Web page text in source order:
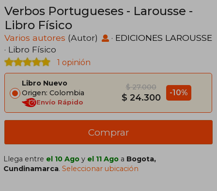
Verbos Portugueses - Larousse -
Libro Físico
Varios autores (Autor) · EDICIONES LAROUSSE
· Libro Físico
1 opinión
Libro Nuevo
Origen: Colombia
Envío Rápido
$ 27.000
$ 24.300 -10%
Comprar
Llega entre el 10 Ago y el 11 Ago a Bogota,
Cundinamarca.Seleccionar ubicación